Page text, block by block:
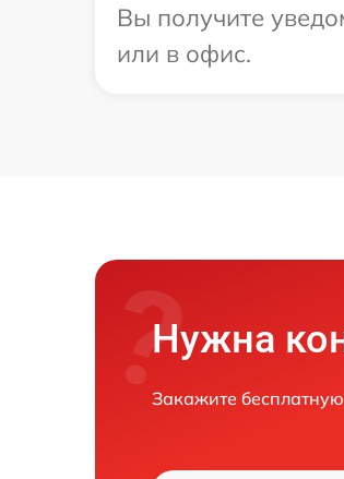
Вы получите
или в офис.
Нужна
Закажите